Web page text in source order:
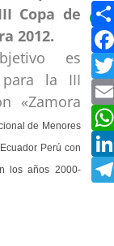
es
para la III
«Zamora
de Menores
Perú con
los años 2000-